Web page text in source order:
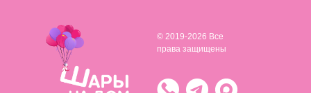
© 2019-2026 Все
права защищены